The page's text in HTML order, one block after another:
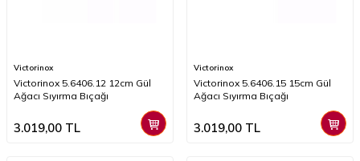
Victorinox
Victorinox 5.6406.12 12cm Gül
Ağacı Sıyırma Bıçağı
3.019,00 TL
Victorinox
Victorinox 5.6406.15 15cm Gül
Ağacı Sıyırma Bıçağı
3.019,00 TL